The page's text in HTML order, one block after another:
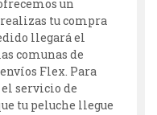
un
tu compra
llegará el
comunas de
Flex. Para
servicio de
tu peluche llegue